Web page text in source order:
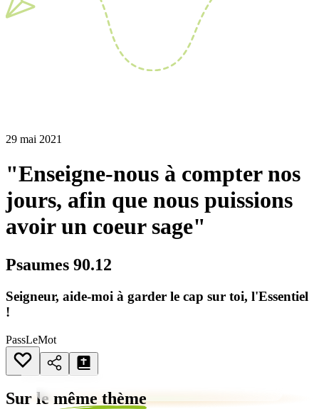
29 mai 2021
"Enseigne-nous à compter nos
jours, afin que nous puissions
avoir un coeur sage"
Psaumes 90.12
Seigneur, aide-moi à garder le cap sur toi, l'Essentiel
!
PassLeMot
Sur le même thème